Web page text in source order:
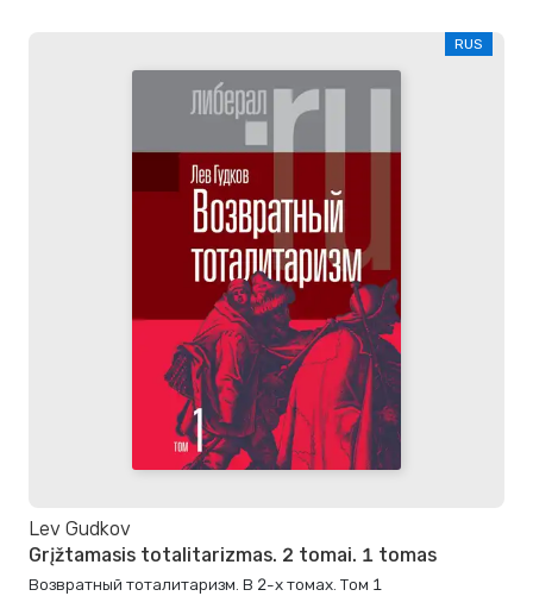
RUS
Lev Gudkov
Grįžtamasis totalitarizmas. 2 tomai. 1 tomas
Возвратный тоталитаризм. В 2-х томах. Том 1